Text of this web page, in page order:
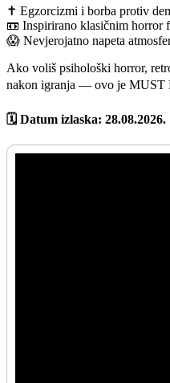
✝️ Egzorcizmi i borba protiv
📼 Inspirirano klasičnim horror
😱 Nevjerojatno napeta
Ako voliš psihološki horror,
nakon igranja — ovo je
🗓️ Datum izlaska: 28.08.2026.